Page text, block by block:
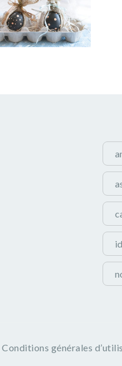
Conditions générales